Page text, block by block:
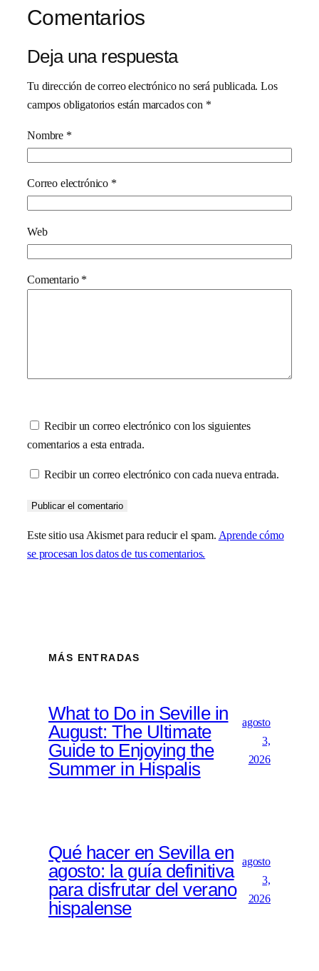
Comentarios
Deja una respuesta
Tu dirección de correo electrónico no será publicada. Los
campos obligatorios están marcados con *
Nombre *
Correo electrónico *
Web
Comentario *
Recibir un correo electrónico con los siguientes
comentarios a esta entrada.
Recibir un correo electrónico con cada nueva entrada.
Este sitio usa Akismet para reducir el spam. Aprende cómo
se procesan los datos de tus comentarios.
MÁS ENTRADAS
What to Do in Seville in
August: The Ultimate
Guide to Enjoying the
Summer in Hispalis
agosto
3,
2026
Qué hacer en Sevilla en
agosto: la guía definitiva
para disfrutar del verano
hispalense
agosto
3,
2026